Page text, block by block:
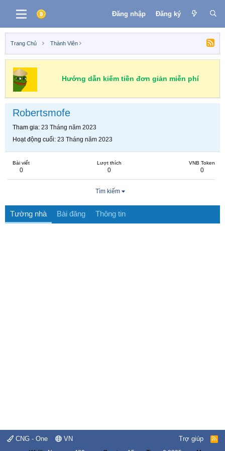
Đăng nhập Đăng ký
Trang Chủ Thành Viên
Hướng dẫn kiếm tiền đơn giản miễn phí
Robertsmofe
Tham gia 23 Tháng năm 2023
Hoạt động cuối 23 Tháng năm 2023
Bài viết
0
Lượt thích
0
VNB Token
0
Tìm kiếm
Tường nhà Bài đăng Thông tin
CNG - One VN Trợ giúp
R